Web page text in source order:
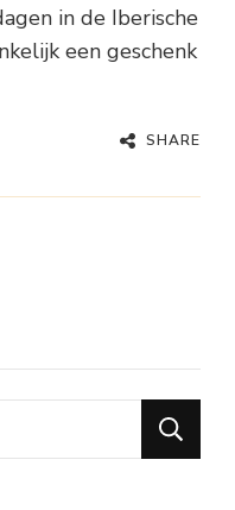
in de Iberische
een geschenk
SHARE